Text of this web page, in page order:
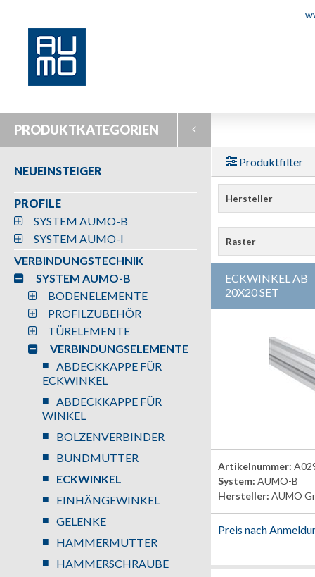
PRODUKTKATEGORIEN
NEUEINSTEIGER
PROFILE
SYSTEM AUMO-B
SYSTEM AUMO-I
VERBINDUNGSTECHNIK
SYSTEM AUMO-B
BODENELEMENTE
PROFILZUBEHÖR
TÜRELEMENTE
VERBINDUNGSELEMENTE
ABDECKKAPPE FÜR
ECKWINKEL
ABDECKKAPPE FÜR
WINKEL
BOLZENVERBINDER
BUNDMUTTER
ECKWINKEL
EINHÄNGEWINKEL
GELENKE
HAMMERMUTTER
HAMMERSCHRAUBE
Produktfilter
Hersteller -
Raster -
ECKWINKEL AB
20X20 SET
Artikelnummer:
System: AUMO-B
Hersteller: AUMO
Preis nach